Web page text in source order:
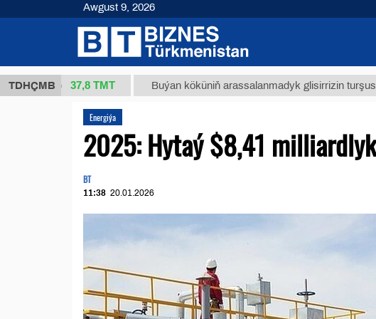
TDHÇMB
(kg.) 37,8 ТМТ Buýan köküniň arassalanmadyk glisirrizin turşusy (t.)
Energiýa
2025: Hytaý $8,41
BT
11:38 20.01.2026
Awgust 9, 2026